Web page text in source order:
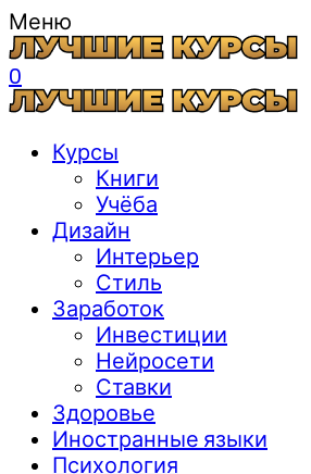
Меню
0
Курсы
Книги
Учёба
Дизайн
Интерьер
Стиль
Заработок
Инвестиции
Нейросети
Ставки
Здоровье
Иностранные языки
Психология